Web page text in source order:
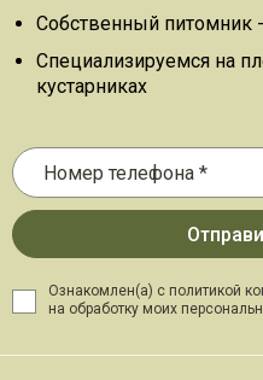
Собственный питомник
Специализируемся на
кустарниках
Ознакомлен(а) с политикой
на обработку моих